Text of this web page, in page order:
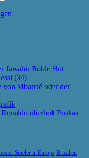
Jawahir Roble Hut
(34)
von Mbappé oder der
überholt Puskas
bester Spieler in Europa Brasilien